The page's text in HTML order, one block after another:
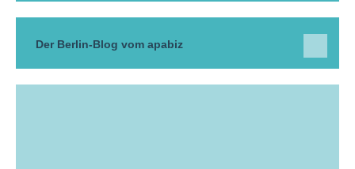
Der Berlin-Blog vom apabiz